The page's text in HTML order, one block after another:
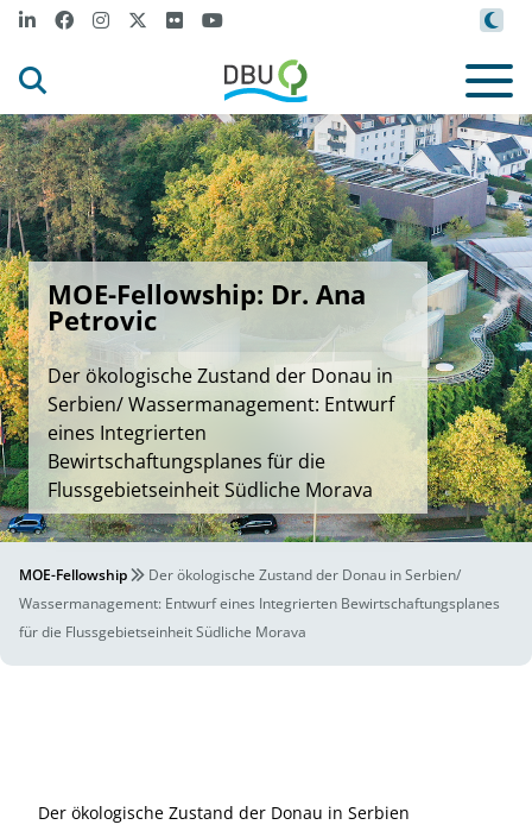
MOE-Fellowship: Dr. Ana
Petrovic
Der ökologische Zustand der Donau in
Serbien/ Wassermanagement: Entwurf
eines Integrierten
Bewirtschaftungsplanes für die
Flussgebietseinheit Südliche Morava
MOE-Fellowship
Der ökologische Zustand der Donau in Serbien/
Wassermanagement: Entwurf eines Integrierten Bewirtschaftungsplanes
für die Flussgebietseinheit Südliche Morava
Der ökologische Zustand der Donau in Serbien